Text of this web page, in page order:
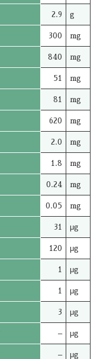
2.9 g
300 mg
840 mg
51 mg
81 mg
620 mg
2.0 mg
1.8 mg
0.24 mg
0.05 mg
31 μg
120 μg
1 μg
1 μg
3 μg
– μg
– μg